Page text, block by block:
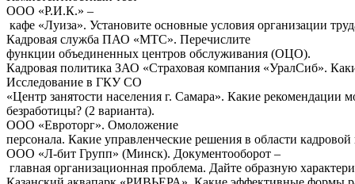
ООО «Р.И.К.» –
кафе «Луиза». Установите основные условия организации
Кадровая служба ПАО «МТС». Перечислите
функции объединенных центров обслуживания (ОЦО).
Кадровая политика ЗАО «Страховая компания «УралСиб».
Исследование в ГКУ СО
«Центр занятости населения г. Самара». Какие рекомендации
безработицы? (2 варианта).
ООО «Евроторг». Омоложение
персонала. Какие управленческие решения в области кадровой
ООО «Л-бит Групп» (Минск). Документооборот –
главная организационная проблема. Дайте образную